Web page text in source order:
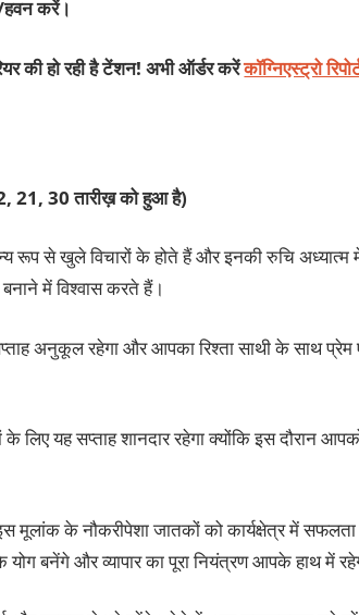
हवन करें।
की हो रही है टेंशन! अभी ऑर्डर करेंकॉग्निएस्ट्रो
21, 30 तारीख़ को हुआ है)
रूप से खुले विचारों के होते हैं और इनकी रुचि अध्यात्म
में विश्वास करते हैं।
अनुकूल रहेगा और आपका रिश्ता साथी के साथ प्रेम
के लिए यह सप्ताह शानदार रहेगा क्योंकि इस दौरान
मूलांक के नौकरीपेशा जातकों को कार्यक्षेत्र में
बनेंगे और व्यापार का पूरा नियंत्रण आपके हाथ में